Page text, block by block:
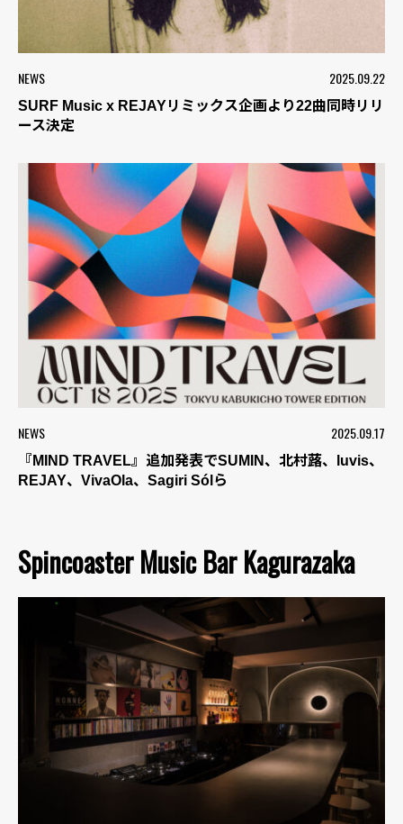
NEWS 2025.09.22
SURF Music x REJAYリミックス企画より22曲同時リリ
ース決定
NEWS 2025.09.17
『MIND TRAVEL』追加発表でSUMIN、北村蕗、luvis、
REJAY、VivaOla、Sagiri Sólら
Spincoaster Music Bar Kagurazaka